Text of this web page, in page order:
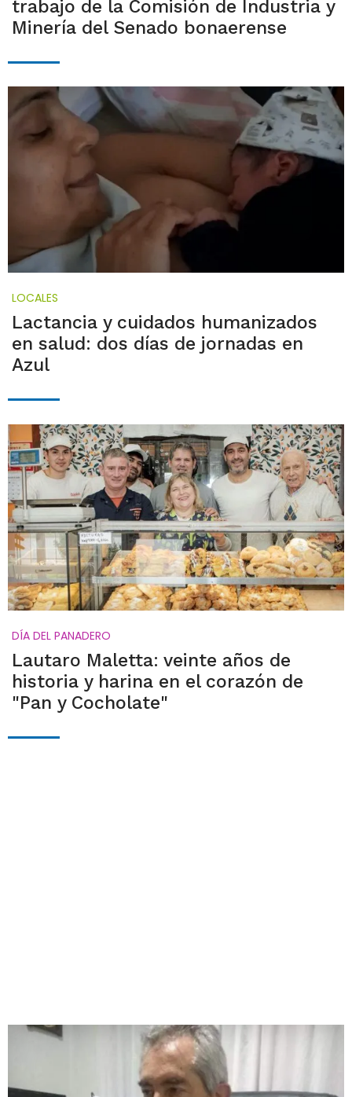
trabajo de la Comisión de Industria y
Minería del Senado bonaerense
LOCALES
Lactancia y cuidados humanizados
en salud: dos días de jornadas en
Azul
DÍA DEL PANADERO
Lautaro Maletta: veinte años de
historia y harina en el corazón de
"Pan y Cocholate"